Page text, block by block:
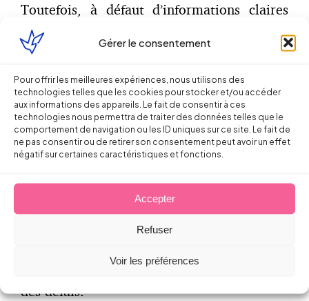
Gérer le consentement
Pour offrir les meilleures expériences, nous utilisons des
technologies telles que les cookies pour stocker et/ou accéder
aux informations des appareils. Le fait de consentir à ces
technologies nous permettra de traiter des données telles que le
comportement de navigation ou les ID uniques sur ce site. Le fait de
ne pas consentir ou de retirer son consentement peut avoir un effet
négatif sur certaines caractéristiques et fonctions.
Accepter
Refuser
Voir les préférences
Toutefois, à défaut d’informations claires
sur la mise en place et l’utilisation du
téléservice, l’usager pourra saisir
électronique.
Délivrance à l’usager d’un accusé de
réception ou d’enregistrement
Toute saisine effectuée par un usager doit
faire l’objet d’un accusé de réception ou
d’enregistrement. Cette obligation à la
charge des fédérations sportives et des
ligues professionnelles permet de donner
date certaine à la demande effectuée par
des délais.